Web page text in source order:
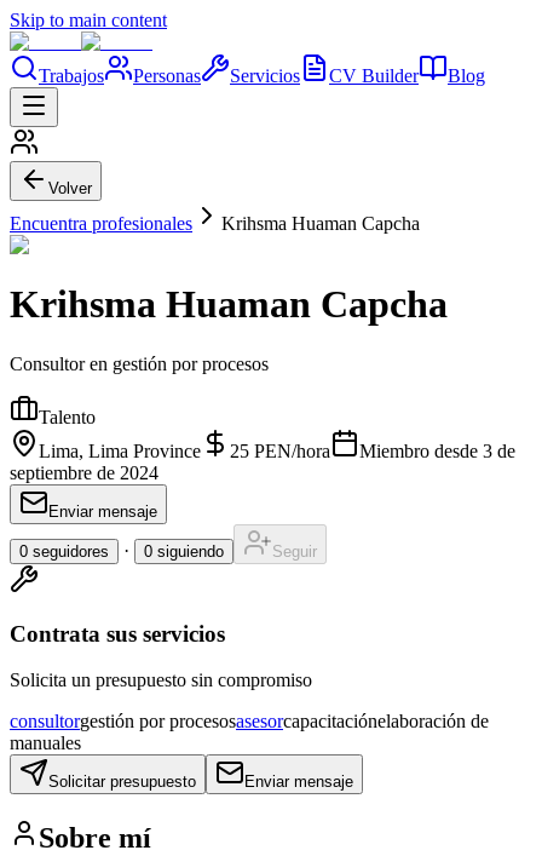
Skip to main content
Trabajos Personas Servicios CV Builder Blog
Volver
Encuentra profesionales Krihsma Huaman Capcha
Krihsma Huaman Capcha
Consultor en gestión por procesos
Talento
Lima, Lima Province
25 PEN/hora Miembro desde 3 de
septiembre de 2024
Enviar mensaje
0 seguidores · 0 siguiendo Seguir
Contrata sus servicios
Solicita un presupuesto sin compromiso
consultorgestión por procesosasesorcapacitaciónelaboración de
manuales
Solicitar presupuesto Enviar mensaje
Sobre mí